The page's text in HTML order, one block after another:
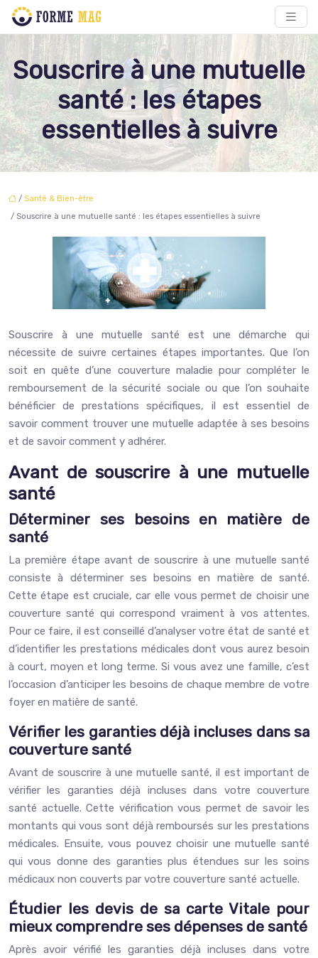
Souscrire à une mutuelle
santé : les étapes
essentielles à suivre
/ Santé & Bien-être
/ Souscrire à une mutuelle santé : les étapes essentielles à suivre
Souscrire à une mutuelle santé est une démarche qui
nécessite de suivre certaines étapes importantes. Que l’on
soit en quête d’une couverture maladie pour compléter le
remboursement de la sécurité sociale ou que l’on souhaite
bénéficier de prestations spécifiques, il est essentiel de
savoir comment trouver une mutuelle adaptée à ses besoins
et de savoir comment y adhérer.
Avant de souscrire à une mutuelle
santé
Déterminer ses besoins en matière de
santé
La première étape avant de souscrire à une mutuelle santé
consiste à déterminer ses besoins en matière de santé.
Cette étape est cruciale, car elle vous permet de choisir une
couverture santé qui correspond vraiment à vos attentes.
Pour ce faire, il est conseillé d’analyser votre état de santé et
d’identifier les prestations médicales dont vous aurez besoin
à court, moyen et long terme. Si vous avez une famille, c’est
l’occasion d’anticiper les besoins de chaque membre de votre
foyer en matière de santé.
Vérifier les garanties déjà incluses dans sa
couverture santé
Avant de souscrire à une mutuelle santé, il est important de
vérifier les garanties déjà incluses dans votre couverture
santé actuelle. Cette vérification vous permet de savoir les
montants qui vous sont déjà remboursés sur les prestations
médicales. Ensuite, vous pouvez choisir une mutuelle santé
qui vous donne des garanties plus étendues sur les soins
médicaux non couverts par votre couverture santé actuelle.
Étudier les devis de sa carte Vitale pour
mieux comprendre ses dépenses de santé
Après avoir vérifié les garanties déjà incluses dans votre